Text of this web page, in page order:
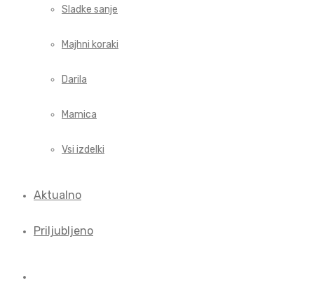
Sladke sanje
Majhni koraki
Darila
Mamica
Vsi izdelki
Aktualno
Priljubljeno